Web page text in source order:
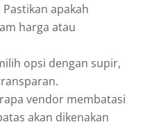
Pastikan apakah
harga atau
opsi dengan supir,
vendor membatasi
akan dikenakan